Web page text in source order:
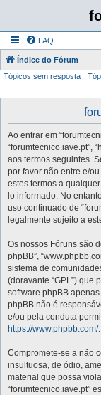
FAQ
Índice do Fórum
Tópicos sem resposta
Ao entrar em
“forumtecnico.iave.pt”,
aos termos seguintes.
por favor não entre e/
estes termos a
lo informado. No
uso continuado de
legalmente sujeito a
Os nossos Fóruns são
phpBB”,
sistema de
(doravante “GPL”) que
software phpBB
phpBB não é
e/ou pela conduta
https://www.phpbb.com/.
Compromete-se a não
insultuosa, de ódio,
material que possa
“forumtecnico.iave.pt”